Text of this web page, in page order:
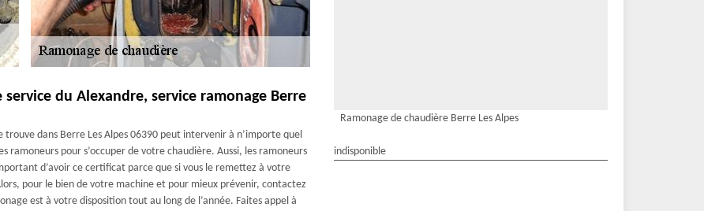
du Alexandre, service ramonage Berre
trouve dans Berre Les Alpes 06390 peut intervenir à n’importe quel
ramoneurs pour s’occuper de votre chaudière. Aussi, les ramoneurs
d’avoir ce certificat parce que si vous le remettez à votre
pour le bien de votre machine et pour mieux prévenir, contactez
est à votre disposition tout au long de l’année. Faites appel à
Ramonage de chaudière Berre Les Alpes
indisponible